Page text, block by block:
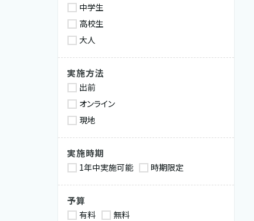
中学生
高校生
大人
実施方法
出前
オンライン
現地
実施時期
1年中実施可能 時期限定
予算
有料 無料